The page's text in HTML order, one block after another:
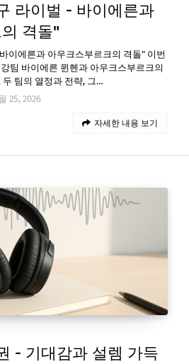
라이벌 - 바이에른과
격돌"
이에른과 아우크스부르크의 격돌" 이번
팀 바이에른 뮌헨과 아우크스부르크의
팀의 열정과 전략, 그…
25, 2026
자세한 내용 보기
- 기대감과 설렘 가득